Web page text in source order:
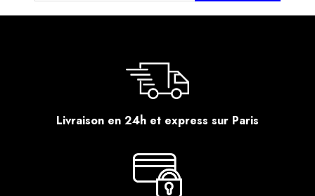
Livraison en 24h et express sur Paris